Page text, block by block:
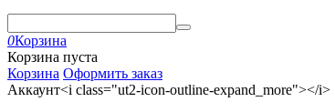
0Корзина
Корзина пуста
Корзина Оформить заказ
Аккаунт<i class="ut2-icon-outline-expand_more"></i>